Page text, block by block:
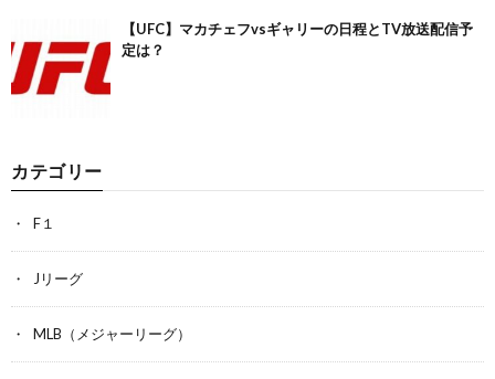
【UFC】マカチェフvsギャリーの日程とTV放送配信予
定は？
カテゴリー
F１
Jリーグ
MLB（メジャーリーグ）